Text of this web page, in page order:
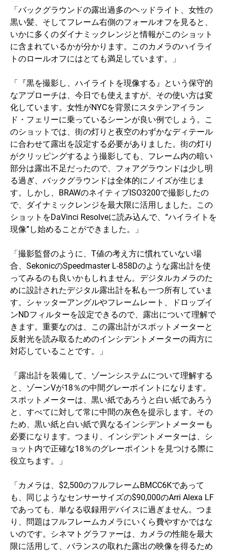
「バックグラウンドの露出過多のヘッドライト、女性の
黒い髪、そしてフレーム右側のフォールオフを見ると、
いかに多くのダイナミックレンジと情報がこのショット
に含まれているかが分かります。このカメラのハイライ
トのロールオフにはとても満足しています。」
「『黒を撮影し、ハイライトを現像する』という保守的
なアプローチは、今日でも使えますが、その使い方は変
化しています。女性がNYCを背景にスタテンアイラン
ド・フェリーに乗っているシーンが良い例でしょう。こ
のショットでは、街の灯りと夜空のわずかなディテール
に合わせて露出を設定する必要がありました。街の灯り
がクリッピングするよう撮影しても、フレーム内の暗い
部分は露出不足だったので、フォアグラウンドは少し明
る過ぎ、バックグラウンドは全体的にノイズが生じま
す。しかし、BRAWのネイティブISO3200で撮影したの
で、ダイナミックレンジを最大限に活用しました。この
ショットをDaVinci Resolveに読み込んで、“ハイライトを
現像”し始めることができました。」
「撮影監督のように、T値の考え方に慣れていない場
合、SekonicのSpeedmaster L-858Dのような露出計を使
ってみるのも良いかもしれません。デジタルカメラのた
めに設計されたデジタル露出計を私も一つ所有していま
す。シャッターアングルやフレームレート、ドロップイ
ンNDフィルターを設定できるので、露出について理解で
きます。重要なのは、この露出計がスポットメーターと
反射光を読み取るためのインシデントメーターの両方に
対応していることです。」
「露出計を装備して、ゾーンシステムについて理解する
と、ゾーンVが18％の中間グレーポイントになります。
スポットメーターは、黒い紙であろうと白い紙であろう
と、すべてに対して常に中間の灰色を提示します。その
ため、黒い紙と白い紙で異なるインシデントメーターも
必要になります。つまり、インシデントメーターは、シ
ョット内で正確な18％のグレーポイントを見つける際に
役立ちます。」
「カメラは、$2,500のフルフレームBMCC6Kであって
も、同じようなセンサーサイズの$90,000のArri Alexa LF
であっても、単なる収録用デバイスに過ぎません。つま
り、問題はフルフレームカメラにいくら費やすかではな
いのです。シネマトグラファーは、カメラの性能を最大
限に活用して、バランスの取れた露出の映像を得るため